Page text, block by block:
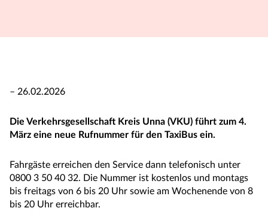
– 26.02.2026
Die Verkehrsgesellschaft Kreis Unna (VKU) führt zum 4.
März eine neue Rufnummer für den TaxiBus ein.
Fahrgäste erreichen den Service dann telefonisch unter
0800 3 50 40 32. Die Nummer ist kostenlos und montags
bis freitags von 6 bis 20 Uhr sowie am Wochenende von 8
bis 20 Uhr erreichbar.